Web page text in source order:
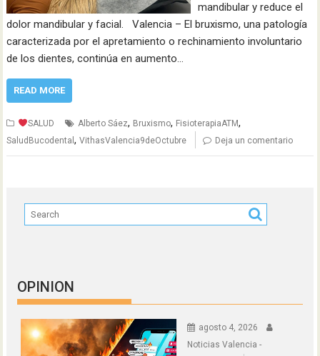
mandibular y reduce el
dolor mandibular y facial. Valencia – El bruxismo, una patología
caracterizada por el apretamiento o rechinamiento involuntario
de los dientes, continúa en aumento…
READ MORE
SALUD Alberto Sáez, Bruxismo, FisioterapiaATM,
SaludBucodental,VithasValencia9deOctubre Deja un comentario
OPINION
agosto 4, 2026
Noticias Valencia -